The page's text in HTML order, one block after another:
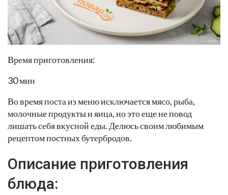
Время приготовления:
30 мин
Во время поста из меню исключается мясо, рыба,
молочные продукты и яица, но это еще не повод
лишать себя вкусной еды. Делюсь своим любимым
рецептом постных бутербродов.
Описание приготовления
блюда: